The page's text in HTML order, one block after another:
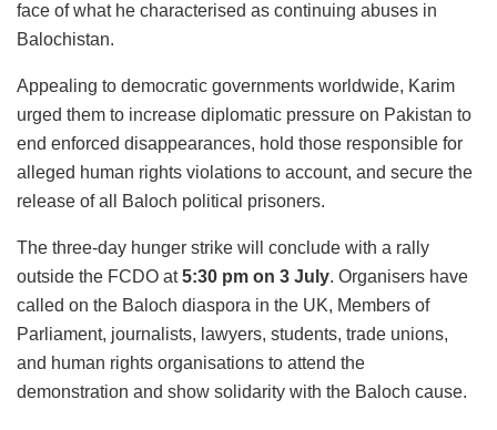
face of what he characterised as continuing abuses in
Balochistan.
Appealing to democratic governments worldwide, Karim
urged them to increase diplomatic pressure on Pakistan to
end enforced disappearances, hold those responsible for
alleged human rights violations to account, and secure the
release of all Baloch political prisoners.
The three-day hunger strike will conclude with a rally
outside the FCDO at5:30 pm on 3 July. Organisers have
called on the Baloch diaspora in the UK, Members of
Parliament, journalists, lawyers, students, trade unions,
and human rights organisations to attend the
demonstration and show solidarity with the Baloch cause.